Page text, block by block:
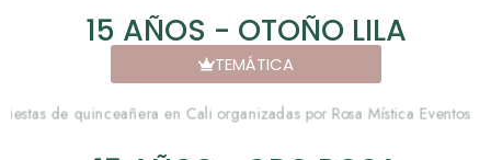
15 AÑOS - OTOÑO LILA
TEMÁTICA